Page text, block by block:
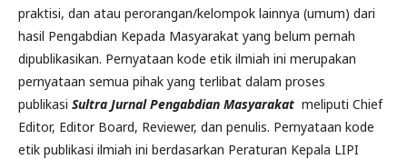
praktisi, dan atau perorangan/kelompok lainnya (umum) dari
hasil Pengabdian Kepada Masyarakat yang belum pernah
dipublikasikan. Pernyataan kode etik ilmiah ini merupakan
pernyataan semua pihak yang terlibat dalam proses
publikasi Sultra Jurnal Pengabdian Masyarakat meliputi Chief
Editor, Editor Board, Reviewer, dan penulis. Pernyataan kode
etik publikasi ilmiah ini berdasarkan Peraturan Kepala LIPI